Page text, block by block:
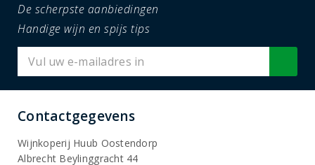
De scherpste aanbiedingen
Handige wijn en spijs tips
Contactgegevens
Wijnkoperij Huub Oostendorp
Albrecht Beylinggracht 44